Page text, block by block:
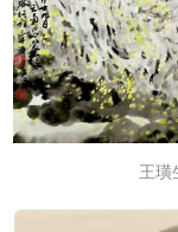
王璜